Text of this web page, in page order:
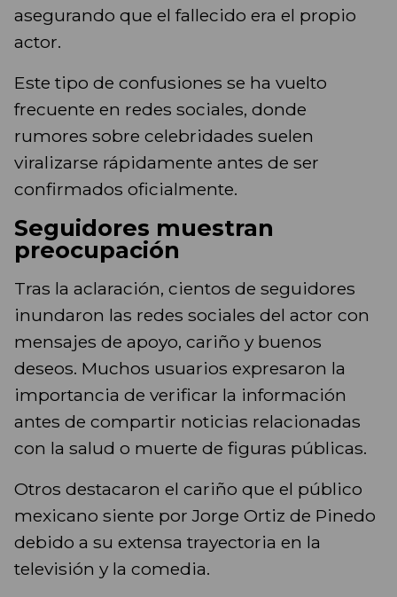
asegurando que el fallecido era el propio
actor.
Este tipo de confusiones se ha vuelto
frecuente en redes sociales, donde
rumores sobre celebridades suelen
viralizarse rápidamente antes de ser
confirmados oficialmente.
Seguidores muestran
preocupación
Tras la aclaración, cientos de seguidores
inundaron las redes sociales del actor con
mensajes de apoyo, cariño y buenos
deseos. Muchos usuarios expresaron la
importancia de verificar la información
antes de compartir noticias relacionadas
con la salud o muerte de figuras públicas.
Otros destacaron el cariño que el público
mexicano siente por Jorge Ortiz de Pinedo
debido a su extensa trayectoria en la
televisión y la comedia.